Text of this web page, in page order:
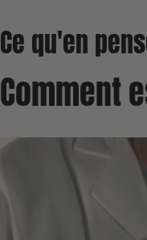
Ce qu'en
Comment